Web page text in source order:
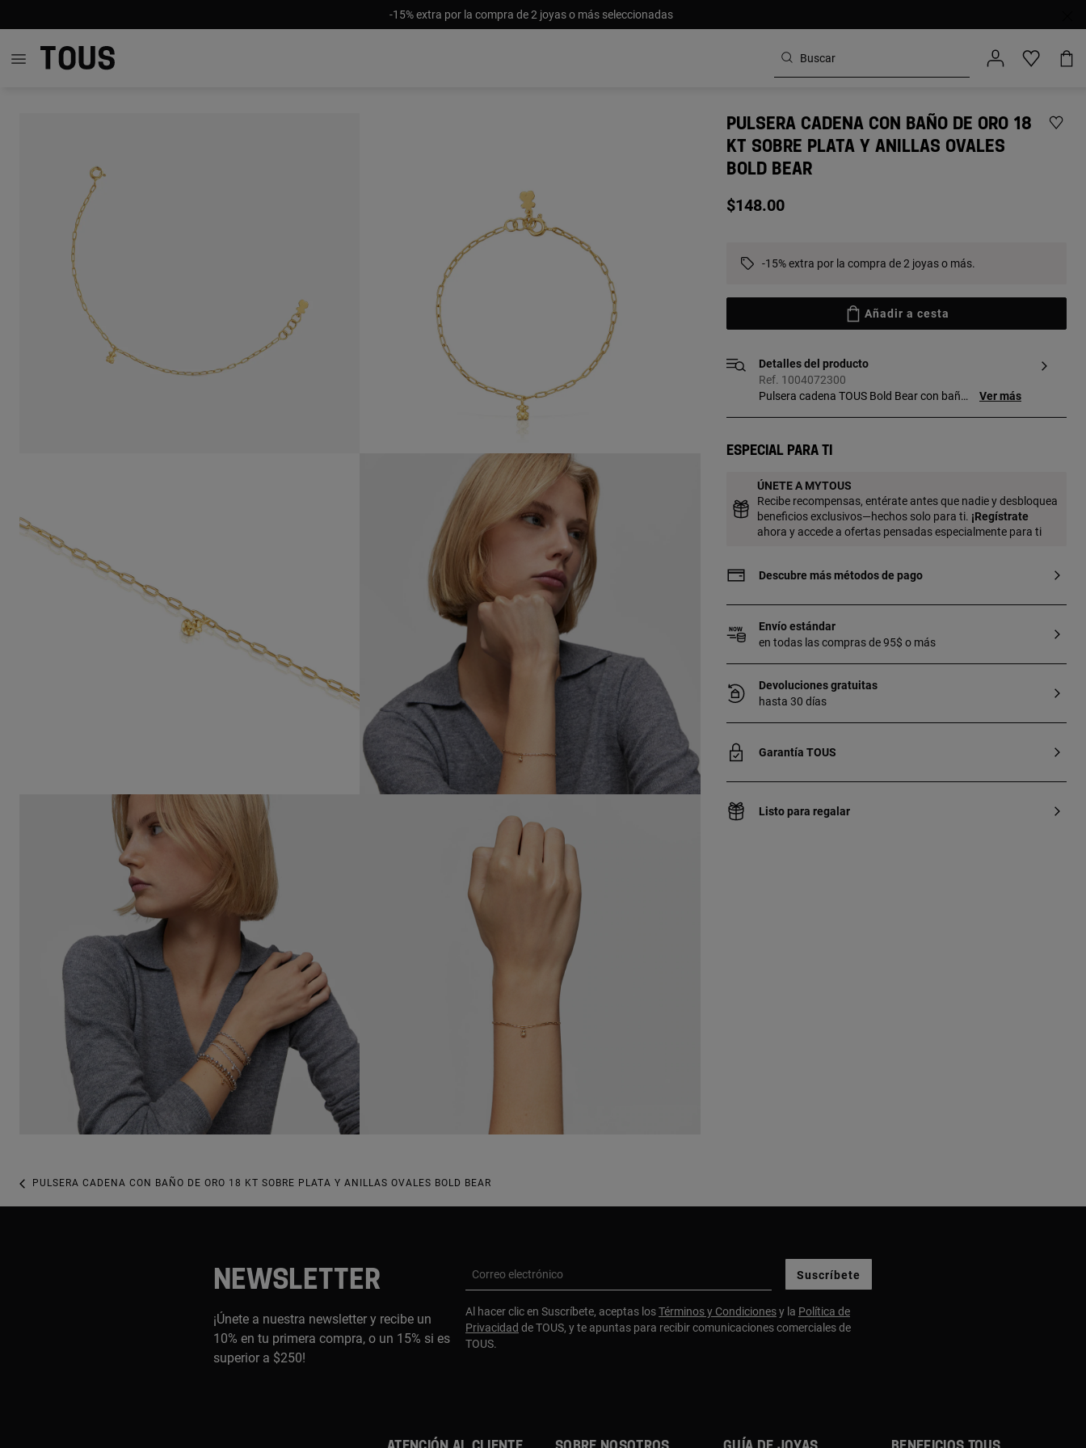
-15% extra por la compra de 2 joyas o más seleccionadas
PULSERA CADENA CON BAÑO DE ORO 18
KT SOBRE PLATA Y ANILLAS OVALES
BOLD BEAR
$148.00
-15% extra por la compra de 2 joyas o más.
Añadir a cesta
Detalles del producto
Ref. 1004072300
Pulsera cadena TOUS Bold Bear con baño
Longitud pulsera: 17,5 cm. Cierre reasa.
con baño de oro de 18 a 23 kt y 3 micras
de espesor. Esta calidad garantiza una
mayor durabilidad de la joya.
Ver más
Especial para ti
ÚNETE A MYTOUS
Recibe recompensas, entérate antes que nadie y desbloquea
beneficios exclusivos—hechos solo para ti. ¡Regístrate
ahora y accede a ofertas pensadas especialmente para ti
Descubre más métodos de pago
Envío estándar
en todas las compras de 95$ o más
Devoluciones gratuitas
hasta 30 días
Garantía TOUS
Listo para regalar
PULSERA CADENA CON BAÑO DE ORO 18 KT SOBRE PLATA Y ANILLAS OVALES BOLD BEAR
NEWSLETTER
¡Únete a nuestra newsletter y recibe un
10% en tu primera compra, o un 15% si es
superior a $250!
Correo electrónico Suscríbete
Al hacer clic en Suscríbete, aceptas losTérminos y Condicionesy la Política de
Privacidad de TOUS, y te apuntas para recibir comunicaciones comerciales de
TOUS.